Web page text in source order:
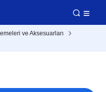
ve Aksesuarları